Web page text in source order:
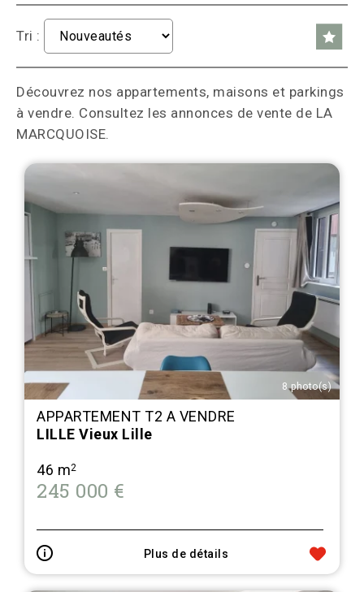
Tri :
Découvrez nos appartements, maisons et parkings
à vendre. Consultez les annonces de vente de LA
MARCQUOISE.
8 photo(s)
APPARTEMENT T2 A VENDRE
LILLE Vieux Lille
46 m2
245 000 €
Plus de détails